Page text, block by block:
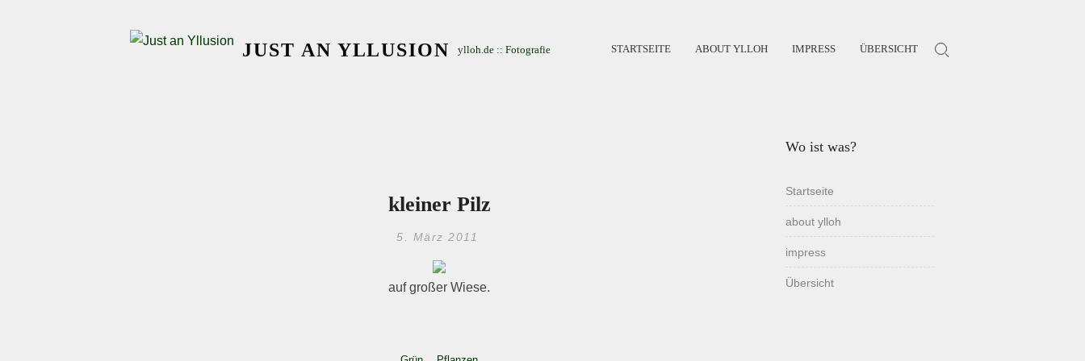
JUST AN YLLUSION ylloh.de :: Fotografie STARTSEITE ABOUT YLLOH IMPRESS ÜBERSICHT Search for:
kleiner Pilz
5. März 2011
auf großer Wiese.
Wo ist was?
Startseite
about ylloh
impress
Übersicht